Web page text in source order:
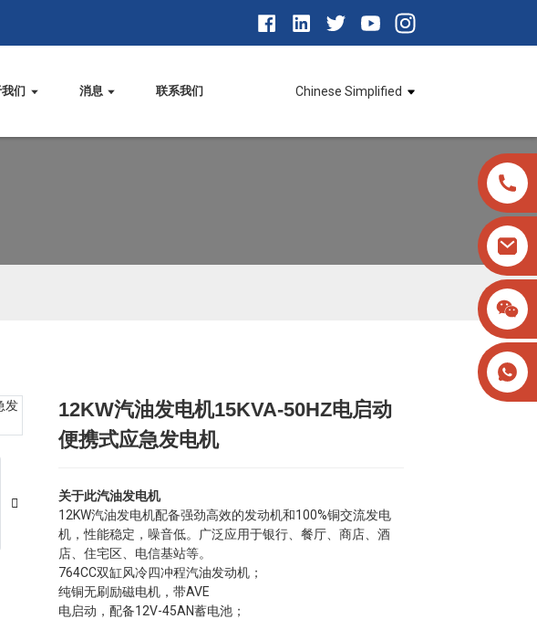
们 消息 联系我们 Chinese Simplified
Loading...
Loading...
12KW汽油发电机15KVA-50HZ电启动
便携式应急发电机
关于此汽油发电机
12KW汽油发电机配备强劲高效的发动机和100%铜交流发电
机，性能稳定，噪音低。广泛应用于银行、餐厅、商店、酒
店、住宅区、电信基站等。
764CC双缸风冷四冲程汽油发动机；
纯铜无刷励磁电机，带AVE
电启动，配备12V-45AN蓄电池；